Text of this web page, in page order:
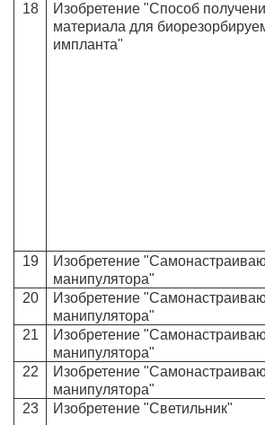
18
Изобретение "Способ
материала для
импланта"
19
Изобретение
манипулятора"
20
Изобретение
манипулятора"
21
Изобретение
манипулятора"
22
Изобретение
манипулятора"
23
Изобретение "Светильник"